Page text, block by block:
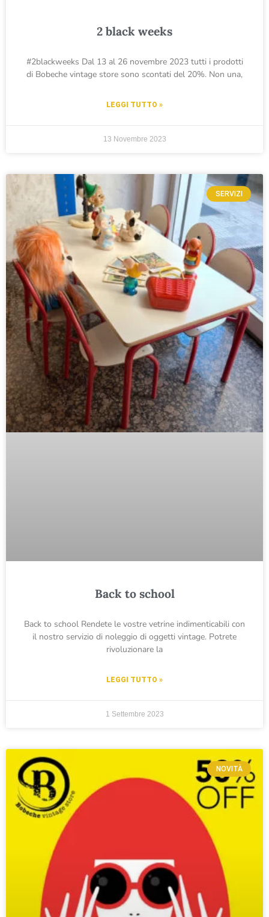
2 black weeks
#2blackweeks Dal 13 al 26 novembre 2023 tutti i prodotti
di Bobeche vintage store sono scontati del 20%. Non una,
LEGGI TUTTO »
13 Novembre 2023
SERVIZI
Back to school
Back to school Rendete le vostre vetrine indimenticabili con
il nostro servizio di noleggio di oggetti vintage. Potrete
rivoluzionare la
LEGGI TUTTO »
1 Settembre 2023
NOVITÀ